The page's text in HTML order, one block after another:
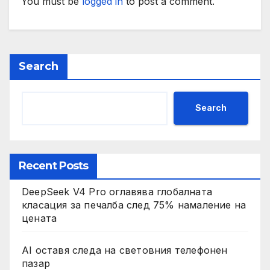
Search
Search
Recent Posts
DeepSeek V4 Pro оглавява глобалната
класация за печалба след 75% намаление на
цената
AI оставя следа на световния телефонен
пазар